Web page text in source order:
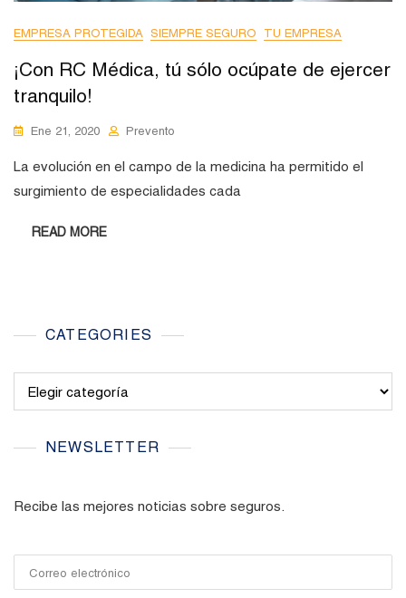
EMPRESA PROTEGIDA SIEMPRE SEGURO TU EMPRESA
¡Con RC Médica, tú sólo ocúpate de ejercer
tranquilo!
Ene 21, 2020 Prevento
La evolución en el campo de la medicina ha permitido el
surgimiento de especialidades cada
READ MORE
CATEGORIES
NEWSLETTER
Recibe las mejores noticias sobre seguros.